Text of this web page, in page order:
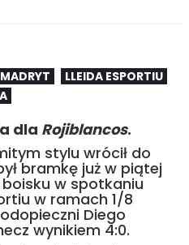
LLEIDA ESPORTIU
dla Rojiblancos.
stylu wrócił do
bramkę już w piątej
w spotkaniu
w ramach 1/8
Diego
wynikiem 4:0.